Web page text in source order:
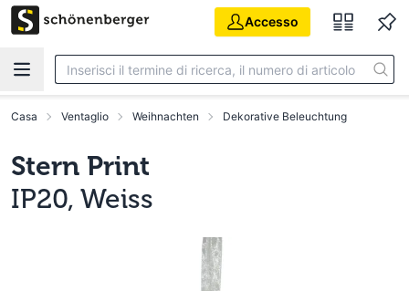
Vai al contenuto principale
Accesso
Casa Ventaglio Weihnachten Dekorative Beleuchtung
Stern Print
IP20, Weiss